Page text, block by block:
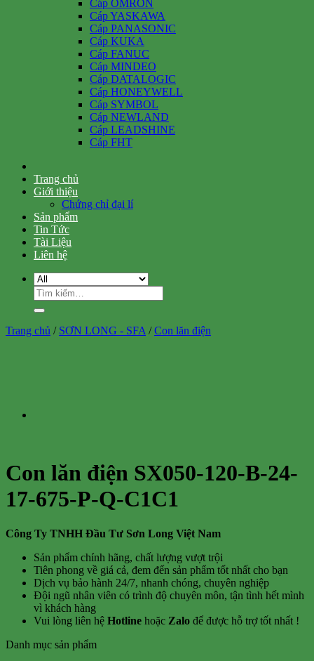
Cáp OMRON
Cáp YASKAWA
Cáp PANASONIC
Cáp KUKA
Cáp FANUC
Cáp MINDEO
Cáp DATALOGIC
Cáp HONEYWELL
Cáp SYMBOL
Cáp NEWLAND
Cáp LEADSHINE
Cáp FHT
Trang chủ
Giới thiệu
Chứng chỉ đại lí
Sản phẩm
Tin Tức
Tài Liệu
Liên hệ
Tìm
kiếm:
Trang chủ / SƠN LONG - SFA / Con lăn điện
Con lăn điện SX050-120-B-24-
17-675-P-Q-C1C1
Công Ty TNHH Đầu Tư Sơn Long Việt Nam
Sản phẩm chính hãng, chất lượng vượt trội
Tiên phong về giá cả, đem đến sản phẩm tốt nhất cho bạn
Dịch vụ bảo hành 24/7, nhanh chóng, chuyên nghiệp
Đội ngũ nhân viên có trình độ chuyên môn, tận tình hết mình
vì khách hàng
Vui lòng liên hệ Hotline hoặc Zalo để được hỗ trợ tốt nhất !
Danh mục sản phẩm